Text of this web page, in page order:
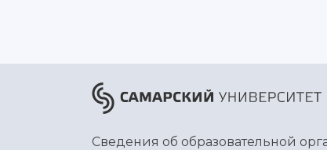
Сведения об образовательной